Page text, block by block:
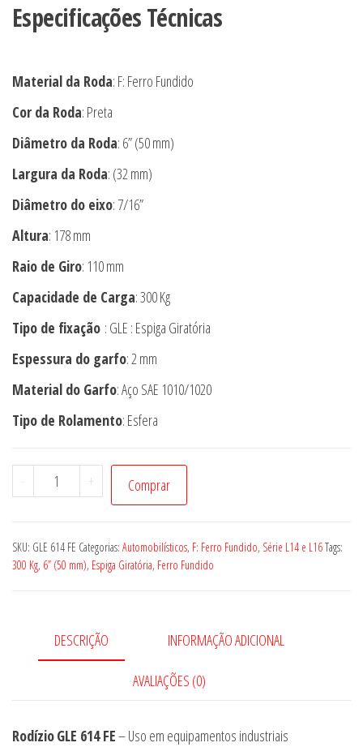
Especificações Técnicas
Material da Roda: F: Ferro Fundido
Cor da Roda: Preta
Diâmetro da Roda: 6” (50 mm)
Largura da Roda: (32 mm)
Diâmetro do eixo: 7/16”
Altura: 178 mm
Raio de Giro: 110 mm
Capacidade de Carga: 300 Kg
Tipo de fixação : GLE : Espiga Giratória
Espessura do garfo: 2 mm
Material do Garfo: Aço SAE 1010/1020
Tipo de Rolamento: Esfera
-
Rodízio
GLE
FE
quantidade
+ Comprar
SKU: GLE 614 FE Categorias: Automobilísticos, F: Ferro Fundido, Série L14 e L16Tags:
300 Kg, 6” (50 mm), Espiga Giratória, Ferro Fundido
DESCRIÇÃO INFORMAÇÃO ADICIONAL
AVALIAÇÕES (0)
RodízioGLE 614 FE– Uso em equipamentos industriais